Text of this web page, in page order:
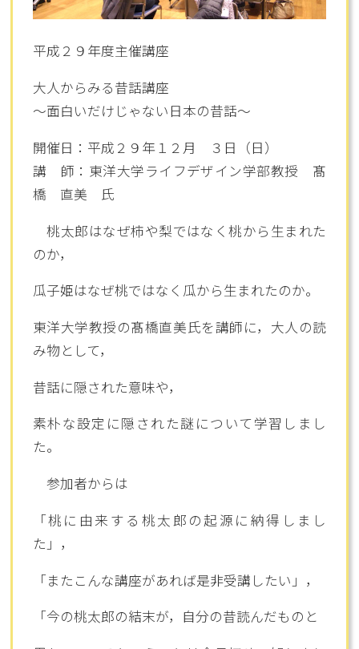
平成２９年度主催講座
大人からみる昔話講座
～面白いだけじゃない日本の昔話～
開催日：平成２９年１２月 ３日（日）
講 師：東洋大学ライフデザイン学部教授 髙
橋 直美 氏
桃太郎はなぜ柿や梨ではなく桃から生まれた
のか，
瓜子姫はなぜ桃ではなく瓜から生まれたのか。
東洋大学教授の髙橋直美氏を講師に，大人の読
み物として，
昔話に隠された意味や，
素朴な設定に隠された謎について学習しまし
た。
参加者からは
「桃に由来する桃太郎の起源に納得しまし
た」，
「またこんな講座があれば是非受講したい」，
「今の桃太郎の結末が，自分の昔読んだものと